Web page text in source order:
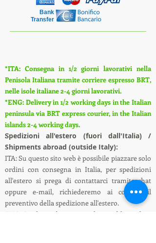
Bank
Transfer
*ITA: Consegna in 1/2 giorni lavorativi nella
Penisola Italiana tramite corriere espresso BRT,
nelle isole italiane 2-4 giorni lavorativi.
*ENG: Delivery in 1/2 working days in the Italian
peninsula via BRT express courier, in the Italian
islands 2-4 working days.
Spedizioni all'estero (fuori dall'Italia) /
Shipments abroad (outside Italy):
ITA: Su questo sito web è possibile piazzare solo
ordini con consegna in Italia, per spedizioni
all'estero si prega di contattarci tramite chat
oppure e-mail, richiederemo ai corrieri il
preventivo della spedizione all'estero.
ENG: On this website it is only possible to place